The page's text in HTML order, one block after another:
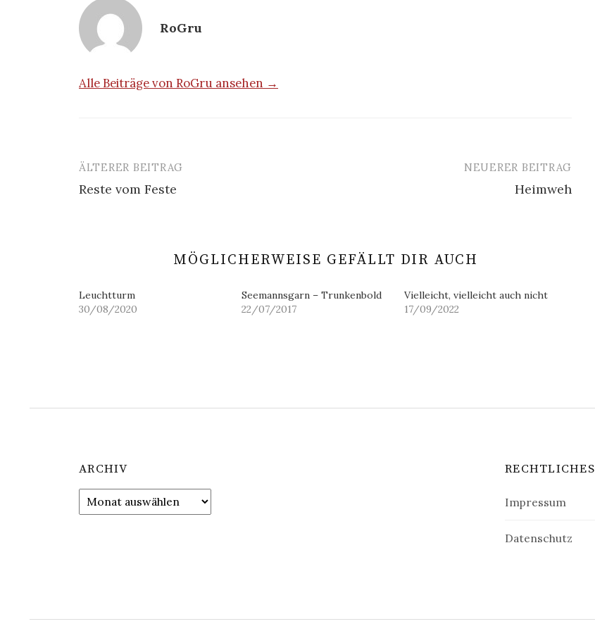
RoGru
Alle Beiträge von RoGru ansehen →
Beitrags-
Navigation
ÄLTERER BEITRAG
Reste vom Feste
NEUERER BEITRAG
Heimweh
MÖGLICHERWEISE GEFÄLLT DIR AUCH
Leuchtturm
30/08/2020
Seemannsgarn – Trunkenbold
22/07/2017
Vielleicht, vielleicht auch nicht
17/09/2022
ARCHIV
Archiv
RECHTLICHES
Impressum
Datenschutz